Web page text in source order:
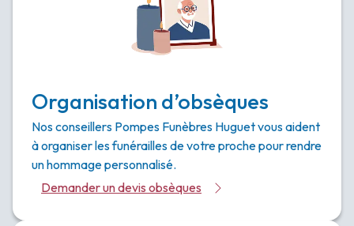
Organisation d’obsèques
Nos conseillers Pompes Funèbres Huguet vous aident
à organiser les funérailles de votre proche pour rendre
un hommage personnalisé.
Demander un devis obsèques